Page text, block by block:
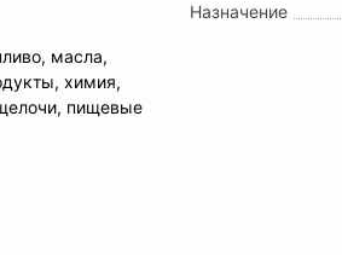
масла,
химия,
пищевые
Назначение